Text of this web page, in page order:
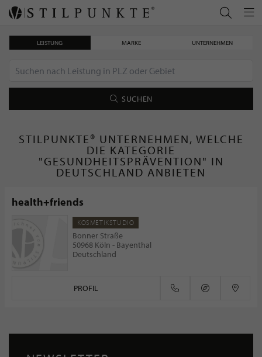
LEISTUNG MARKE UNTERNEHMEN
SUCHEN
STILPUNKTE® UNTERNEHMEN, WELCHE
DIE KATEGORIE
"GESUNDHEITSPRÄVENTION" IN
DEUTSCHLAND ANBIETEN
health+friends
KOSMETIKSTUDIO
Bonner Straße
50968 Köln - Bayenthal
Deutschland
PROFIL